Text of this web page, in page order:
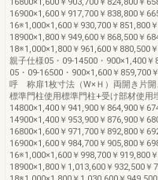
16900×1,600￥917,700￥838,800￥
16※1,000×1,600￥930,700￥851,800
18900×1,800￥949,600￥868,500￥
18※1,000×1,800￥961,600￥880,500
親子仕様05・09-14500・900×1,400
05・09-16500・900×1,600￥859,700
呼 称扉1枚寸法（W×Ｈ）両開き片開
標準門柱使用標準門柱+受け部材使用
14800×1,400￥941,900￥864,900￥
14900×1,400￥953,900￥876,900￥
16800×1,600￥971,700￥892,800￥
16900×1,600￥984,700￥905,800￥
16※1,000×1,600￥998,700￥919,800
18900×1,800￥1,013,600￥932,500￥